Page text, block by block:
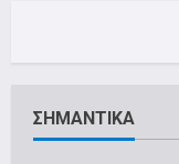
ΣΗΜΑΝΤΙΚΑ